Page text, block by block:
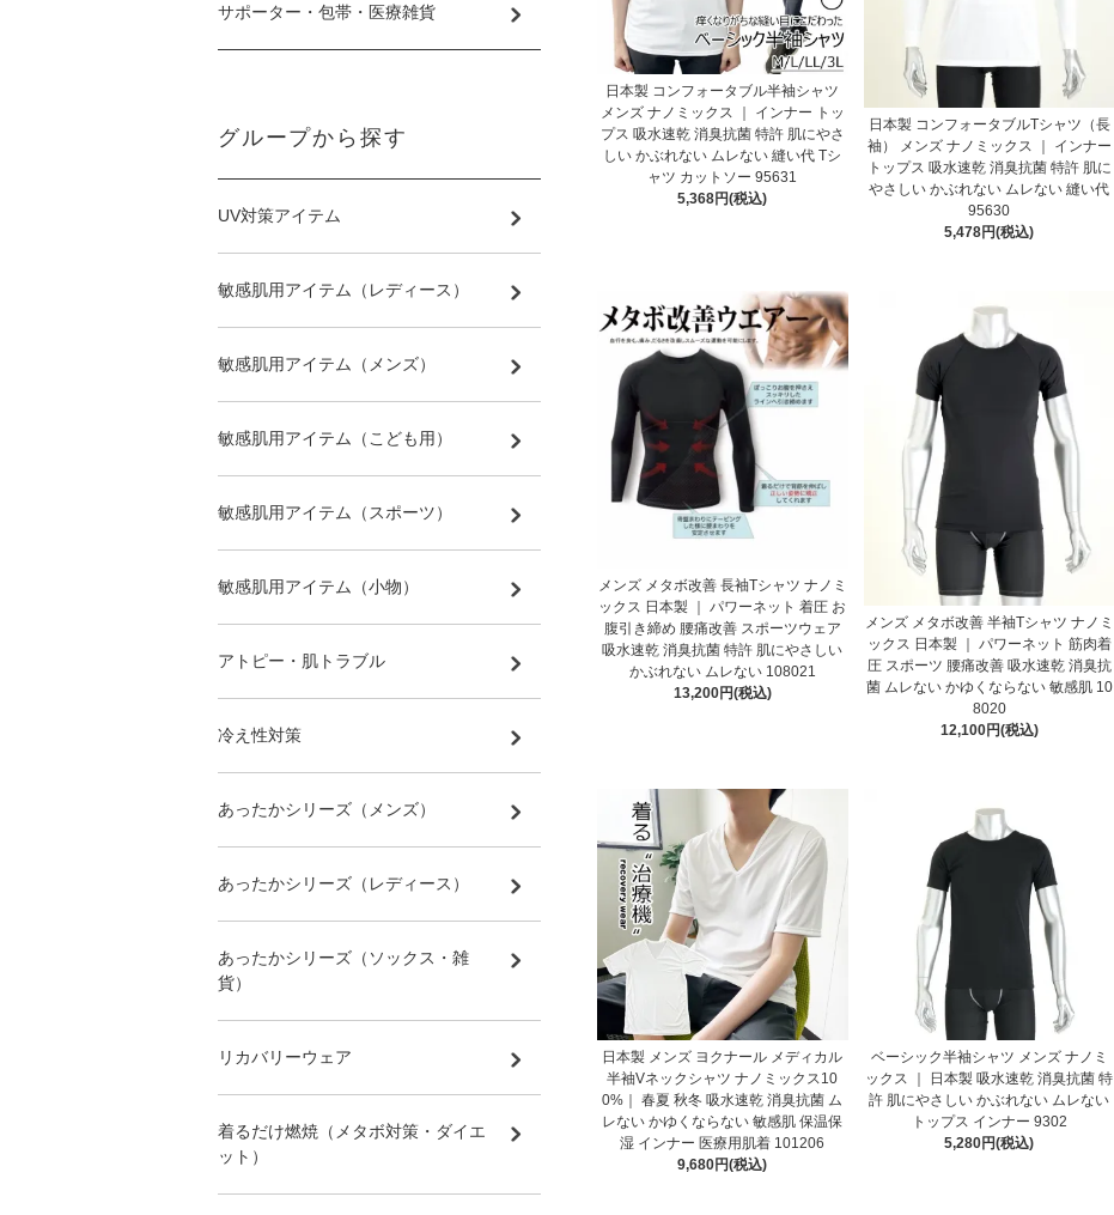
日本製 コンフォータブル半袖シャツ
メンズ ナノミックス ｜ インナー トッ
プス 吸水速乾 消臭抗菌 特許 肌にやさ
しい かぶれない ムレない 縫い代 Tシ
ャツ カットソー 95631
5,368円(税込)
日本製 コンフォータブルTシャツ（長
袖） メンズ ナノミックス ｜ インナー
トップス 吸水速乾 消臭抗菌 特許 肌に
やさしい かぶれない ムレない 縫い代
95630
5,478円(税込)
メンズ メタボ改善 長袖Tシャツ ナノミ
ックス 日本製 ｜ パワーネット 着圧 お
腹引き締め 腰痛改善 スポーツウェア
吸水速乾 消臭抗菌 特許 肌にやさしい
かぶれない ムレない 108021
13,200円(税込)
メンズ メタボ改善 半袖Tシャツ ナノミ
ックス 日本製 ｜ パワーネット 筋肉着
圧 スポーツ 腰痛改善 吸水速乾 消臭抗
菌 ムレない かゆくならない 敏感肌 10
8020
12,100円(税込)
日本製 メンズ ヨクナール メディカル
半袖Vネックシャツ ナノミックス10
0%｜ 春夏 秋冬 吸水速乾 消臭抗菌 ム
レない かゆくならない 敏感肌 保温保
湿 インナー 医療用肌着 101206
9,680円(税込)
ベーシック半袖シャツ メンズ ナノミ
ックス ｜ 日本製 吸水速乾 消臭抗菌 特
許 肌にやさしい かぶれない ムレない
トップス インナー 9302
5,280円(税込)
サポーター・包帯・医療雑貨
グループから探す
UV対策アイテム
敏感肌用アイテム（レディース）
敏感肌用アイテム（メンズ）
敏感肌用アイテム（こども用）
敏感肌用アイテム（スポーツ）
敏感肌用アイテム（小物）
アトピー・肌トラブル
冷え性対策
あったかシリーズ（メンズ）
あったかシリーズ（レディース）
あったかシリーズ（ソックス・雑
貨）
リカバリーウェア
着るだけ燃焼（メタボ対策・ダイエ
ット）